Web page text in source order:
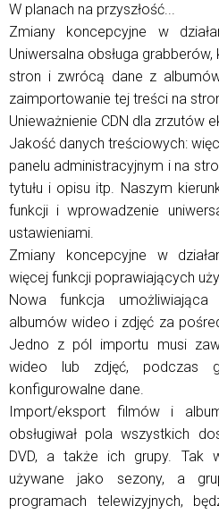
W planach na przyszłość...
Zmiany koncepcyjne w
Uniwersalna obsługa
stron i zwrócą dane z
zaimportowanie tej treści na
Unieważnienie CDN dla zrzutów
Jakość danych treściowych:
panelu administracyjnym i na
tytułu i opisu itp. Naszym
funkcji i wprowadzenie
ustawieniami.
Zmiany koncepcyjne w
więcej funkcji poprawiających
Nowa funkcja
albumów wideo i zdjęć za
Jedno z pól importu musi
wideo lub zdjęć, podczas
konfigurowalne dane.
Import/eksport filmów i
obsługiwał pola wszystkich
DVD, a także ich grupy. Tak
używane jako sezony, a
programach telewizyjnych,